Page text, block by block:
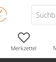
Merkzettel